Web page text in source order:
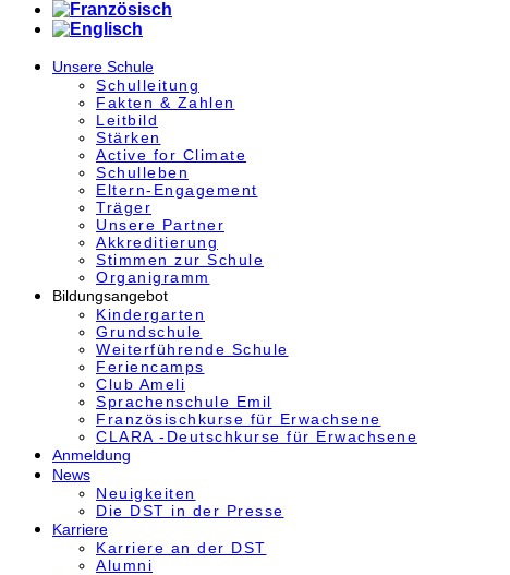
Unsere Schule
Schulleitung
Fakten & Zahlen
Leitbild
Stärken
Active for Climate
Schulleben
Eltern-Engagement
Träger
Unsere Partner
Akkre­di­tier­ung
Stimmen zur Schule
Organigramm
Bildungsangebot
Kindergarten
Grundschule
Weiterführende Schule
Feriencamps
Club Ameli
Sprachenschule Emil
Französischkurse für Erwachsene
CLARA -Deutschkurse für Erwachsene
Anmeldung
News
Neuigkeiten
Die DST in der Presse
Karriere
Karriere an der DST
Alumni